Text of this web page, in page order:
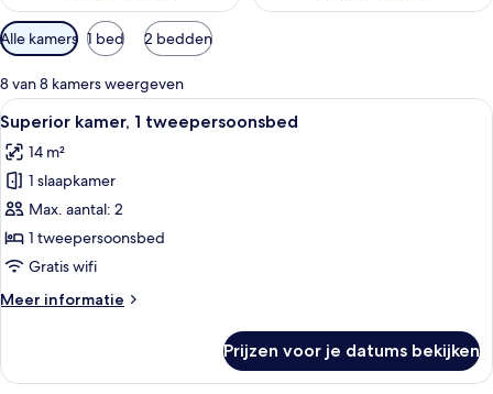
Beschikbare
filters
voor
kamers
Alle kamers 1 bed 2 bedden
8 van 8 kamers weergeven
Alle
foto's
voor
Superior
kamer,
1
tweepersoonsbed
Hotelkamer met een bed, bureau,
5
Superior kamer, 1 tweepersoonsbed
14 m²
1 slaapkamer
Max. aantal: 2
1 tweepersoonsbed
Gratis wifi
Meer informatie
Meer
kamer,
Prijzen voor je datums bekijken